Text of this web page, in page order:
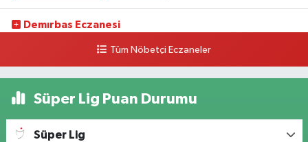
Demırbas Eczanesi
Özen Eczanesi
Ataşehir Mah. Malatya Cad. No:105
Tüm Nöbetçi Eczaneler
Süper Lig Puan Durumu
Süper Lig